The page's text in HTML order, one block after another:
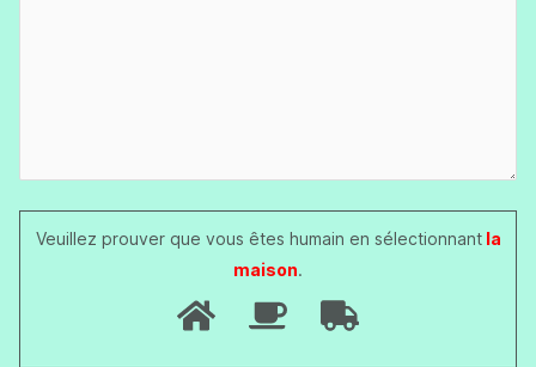
Veuillez prouver que vous êtes humain en sélectionnantla
maison.